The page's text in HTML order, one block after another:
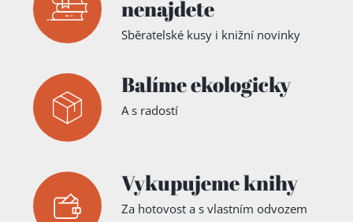
nenajdete
Sběratelské kusy i knižní novinky
Balíme ekologicky
A s radostí
Vykupujeme knihy
Za hotovost a s vlastním odvozem